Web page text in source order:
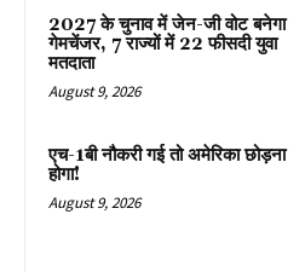
2027 के चुनाव में जेन-जी वोट बनेगा
गेमचेंजर, 7 राज्यों में 22 फीसदी युवा
मतदाता
August 9, 2026
एच-1बी नौकरी गई तो अमेरिका छोड़ना
होगा!
August 9, 2026